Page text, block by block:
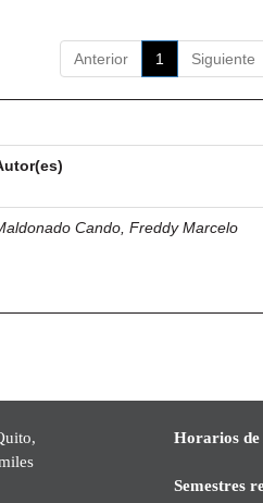
Anterior 1 Siguiente
Cando, Freddy Marcelo
Horarios de
Semestres